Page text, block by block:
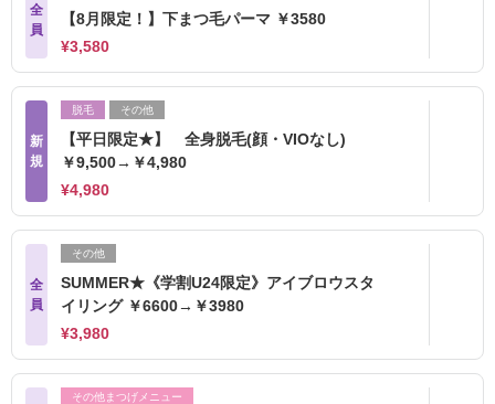
全
員
【8月限定！】下まつ毛パーマ ￥3580
¥3,580
新
規
脱毛 その他
【平日限定★】 全身脱毛(顔・VIOなし)
￥9,500→￥4,980
¥4,980
全
員
その他
SUMMER★《学割U24限定》アイブロウスタ
イリング ￥6600→￥3980
¥3,980
その他まつげメニュー